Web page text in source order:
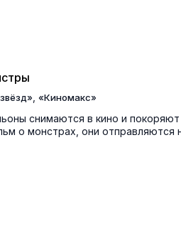
«Киномакс»
снимаются в кино и
о монстрах, они отправляются